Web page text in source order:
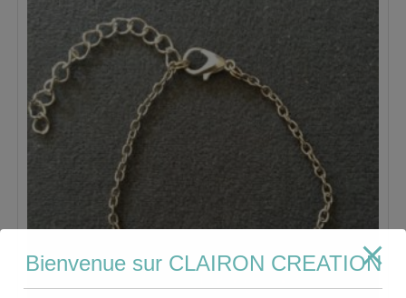
Bienvenue sur CLAIRON CREATION